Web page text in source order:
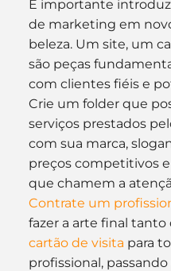
É importante
de marketing em
beleza. Um site, um
são peças
com clientes fiéis e
Crie um folder que
serviços prestados
com sua marca,
preços competitivos
que chamem a
Contrate um
fazer a arte final tanto
cartão de visita para
profissional,